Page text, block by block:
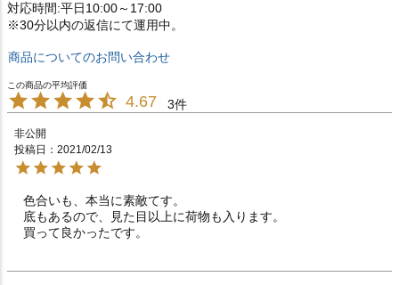
対応時間:平日10:00～17:00
※30分以内の返信にて運用中。
商品についてのお問い合わせ
4.67 3
非公開
投稿日
2021/02/13
色合いも、本当に素敵てす。
底もあるので、見た目以上に荷物も入ります。
買って良かったです。